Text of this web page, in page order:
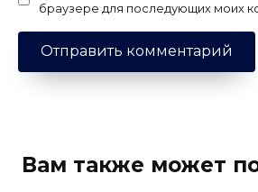
браузере для последующих моих
Вам также может